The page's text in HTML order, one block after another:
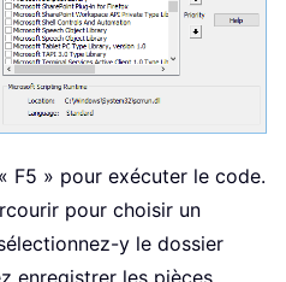
F5 » pour exécuter le code.
pour choisir un
y le dossier
enregistrer les pièces